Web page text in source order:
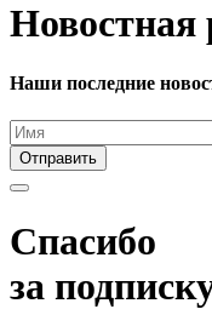
Новостная
Наши последние
Отправить
Спасибо
за